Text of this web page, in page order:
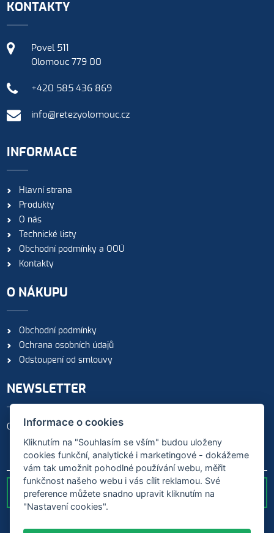
KONTAKTY
Povel 511
Olomouc 779 00
+420 585 436 869
info@retezyolomouc.cz
INFORMACE
Hlavní strana
Produkty
O nás
Technické listy
Obchodní podmínky a OOÚ
Kontakty
O NÁKUPU
Obchodní podmínky
Ochrana osobních údajů
Odstoupení od smlouvy
NEWSLETTER
Odebírejte naše novinky
ODESLAT
Informace o cookies
Kliknutím na "Souhlasím se vším" budou uloženy
cookies funkční, analytické i marketingové - dokážeme
vám tak umožnit pohodlné používání webu, měřit
funkčnost našeho webu i vás cílit reklamou. Své
preference můžete snadno upravit kliknutím na
"Nastavení cookies".